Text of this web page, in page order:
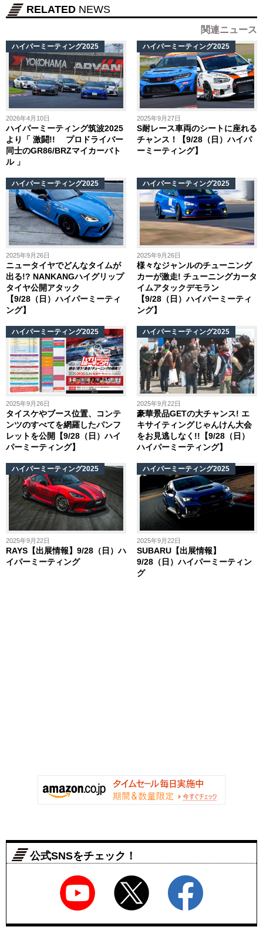
RELATED NEWS
関連ニュース
2026年4月10日
ハイパーミーティング筑波2025
より「 激闘!! プロドライバー
同士のGR86/BRZマイカーバト
ル 」
ハイパーミーティング2025
2025年9月27日
S耐レース車両のシートに座れる
チャンス！【9/28（日）ハイパ
ーミーティング】
ハイパーミーティング2025
2025年9月26日
ニュータイヤでどんなタイムが
出る!? NANKANGハイグリップ
タイヤ公開アタック
【9/28（日）ハイパーミーティ
ング】
ハイパーミーティング2025
2025年9月26日
様々なジャンルのチューニング
カーが激走! チューニングカータ
イムアタックデモラン
【9/28（日）ハイパーミーティ
ング】
ハイパーミーティング2025
2025年9月26日
タイスケやブース位置、コンテ
ンツのすべてを網羅したパンフ
レットを公開【9/28（日）ハイ
パーミーティング】
ハイパーミーティング2025
2025年9月22日
豪華景品GETの大チャンス! エ
キサイティングじゃんけん大会
をお見逃しなく!!【9/28（日）
ハイパーミーティング】
ハイパーミーティング2025
2025年9月22日
RAYS【出展情報】9/28（日）ハ
イパーミーティング
ハイパーミーティング2025
2025年9月22日
SUBARU【出展情報】
9/28（日）ハイパーミーティン
グ
ハイパーミーティング2025
公式SNSをチェック！